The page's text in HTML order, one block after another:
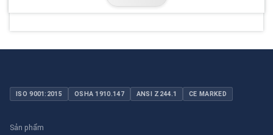
ISO 9001:2015 OSHA 1910.147 ANSI Z244.1 CE MARKED
Sản phẩm